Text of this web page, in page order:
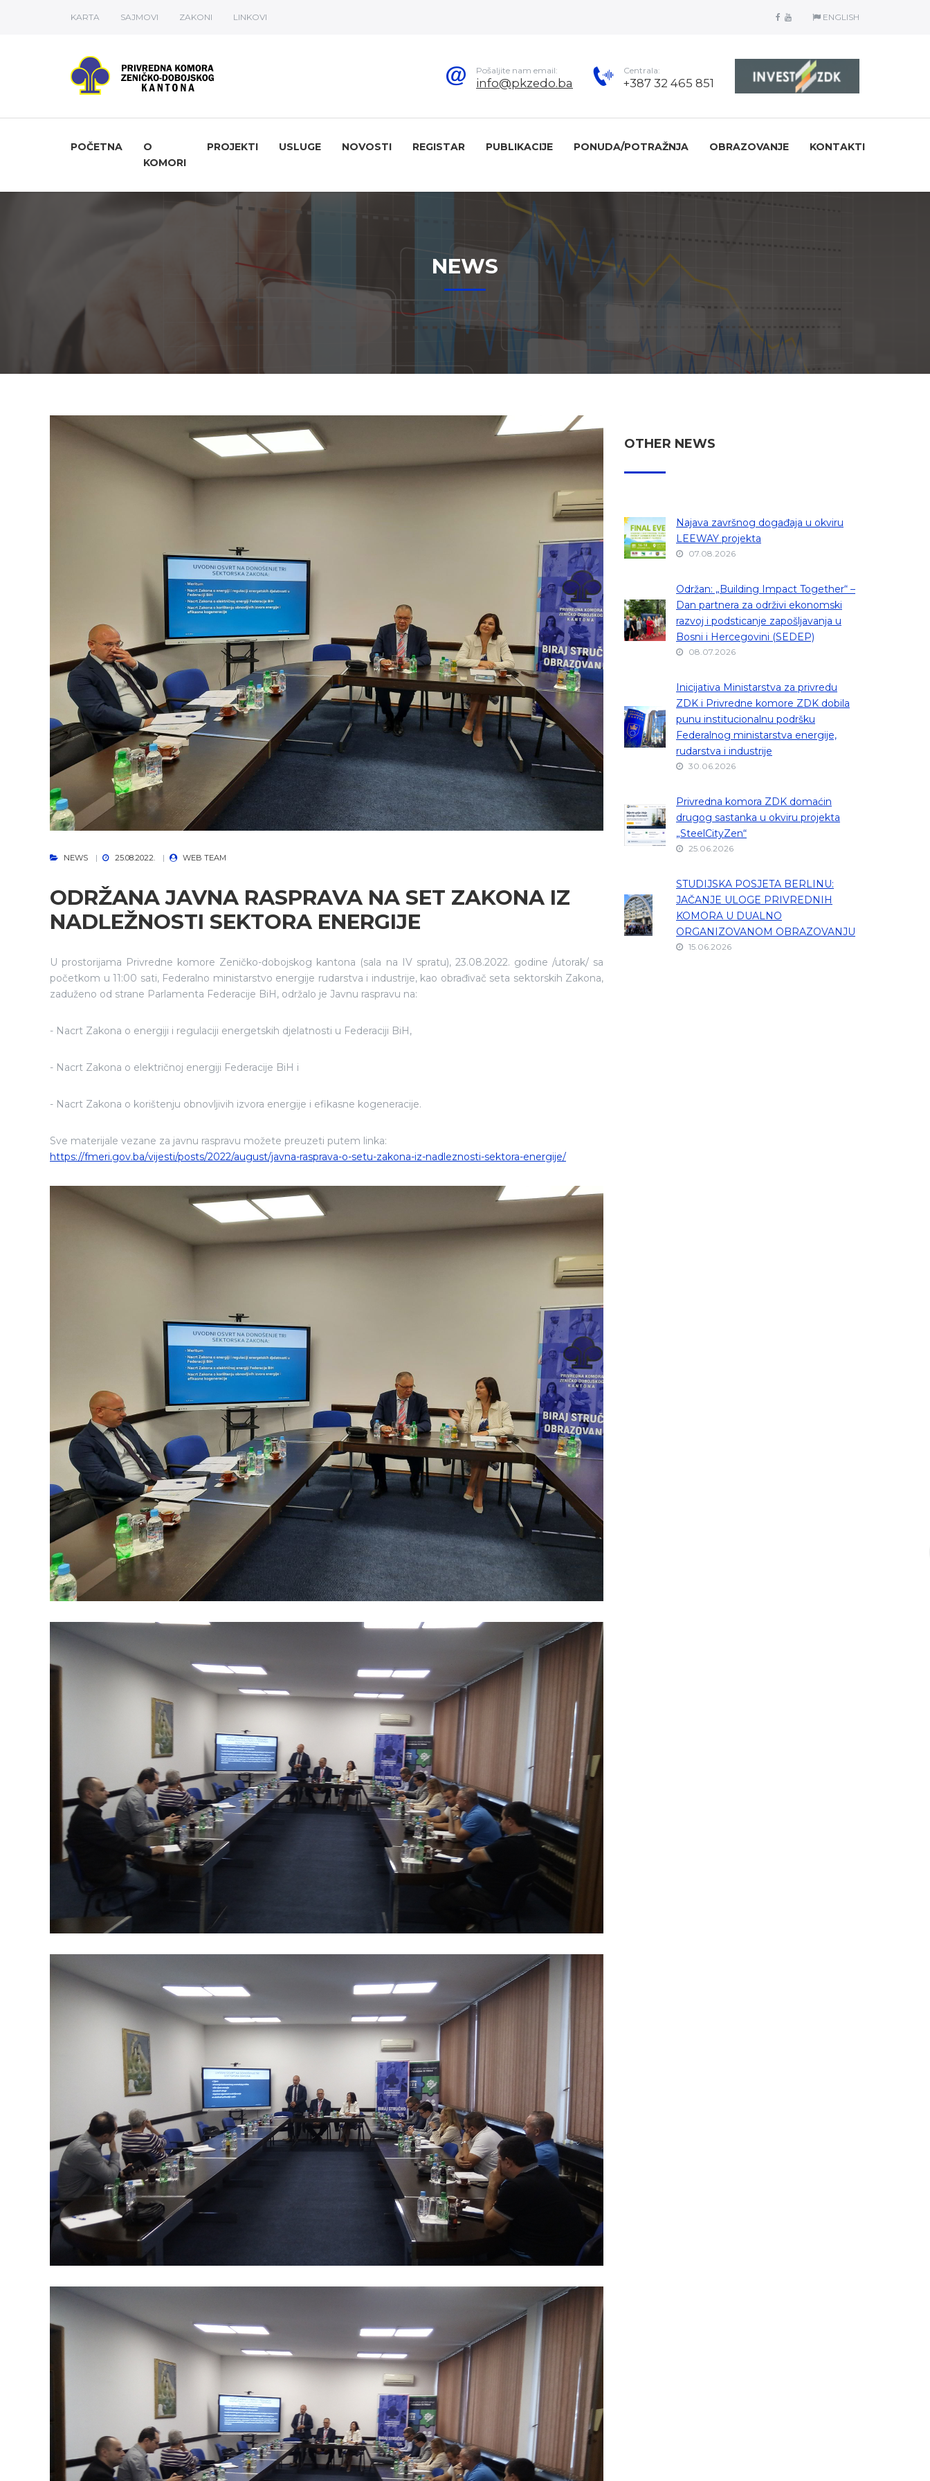
KARTA SAJMOVI ZAKONI LINKOVI ENGLISH
Pošaljite nam email:
info@pkzedo.ba
Centrala:
+387 32 465 851
POČETNA
O
KOMORI
PROJEKTI USLUGE NOVOSTI REGISTAR PUBLIKACIJE PONUDA/POTRAŽNJA OBRAZOVANJE KONTAKTI
NEWS
NEWS 25.08.2022. WEB TEAM
ODRŽANA JAVNA RASPRAVA NA SET ZAKONA IZ
NADLEŽNOSTI SEKTORA ENERGIJE
U prostorijama Privredne komore Zeničko-dobojskog kantona (sala na IV spratu), 23.08.2022. godine /utorak/ sa
početkom u 11:00 sati, Federalno ministarstvo energije rudarstva i industrije, kao obrađivač seta sektorskih Zakona,
zaduženo od strane Parlamenta Federacije BiH, održalo je Javnu raspravu na:
- Nacrt Zakona o energiji i regulaciji energetskih djelatnosti u Federaciji BiH,
- Nacrt Zakona o električnoj energiji Federacije BiH i
- Nacrt Zakona o korištenju obnovljivih izvora energije i efikasne kogeneracije.
Sve materijale vezane za javnu raspravu možete preuzeti putem linka:
https://fmeri.gov.ba/vijesti/posts/2022/august/javna-rasprava-o-setu-zakona-iz-nadleznosti-sektora-energije/
OTHER NEWS
Najava završnog događaja u okviru
LEEWAY projekta
07.08.2026
Održan: „Building Impact Together“ –
Dan partnera za održivi ekonomski
razvoj i podsticanje zapošljavanja u
Bosni i Hercegovini (SEDEP)
08.07.2026
Inicijativa Ministarstva za privredu
ZDK i Privredne komore ZDK dobila
punu institucionalnu podršku
Federalnog ministarstva energije,
rudarstva i industrije
30.06.2026
Privredna komora ZDK domaćin
drugog sastanka u okviru projekta
„SteelCityZen“
25.06.2026
STUDIJSKA POSJETA BERLINU:
JAČANJE ULOGE PRIVREDNIH
KOMORA U DUALNO
ORGANIZOVANOM OBRAZOVANJU
15.06.2026